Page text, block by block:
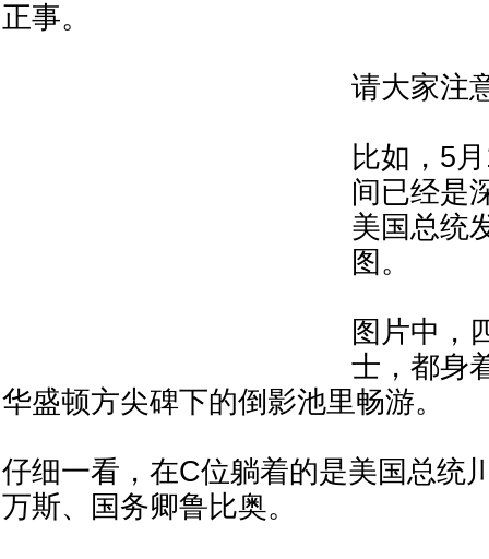
正事。
请大家注
比如，5
间已经是
美国总统
图。
图片中，
士，都身
华盛顿方尖碑下的倒影池里畅游。
仔细一看，在C位躺着的是美国总统
万斯、国务卿鲁比奥。